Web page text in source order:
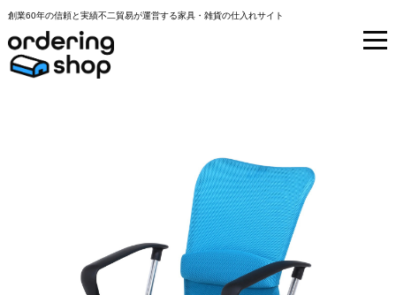
創業60年の信頼と実績不二貿易が運営する家具・雑貨の仕入れサイト